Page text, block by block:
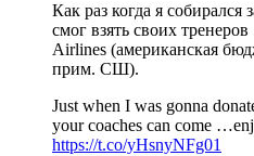
Как раз когда я собирался
смог взять своих
Airlines (американская
прим. СШ).
Just when I was gonna
your coaches can come
https://t.co/yHsnyNFg01